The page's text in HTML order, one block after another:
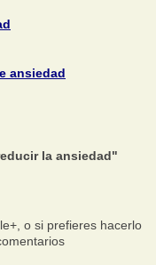
ansiedad
la ansiedad"
o si prefieres hacerlo